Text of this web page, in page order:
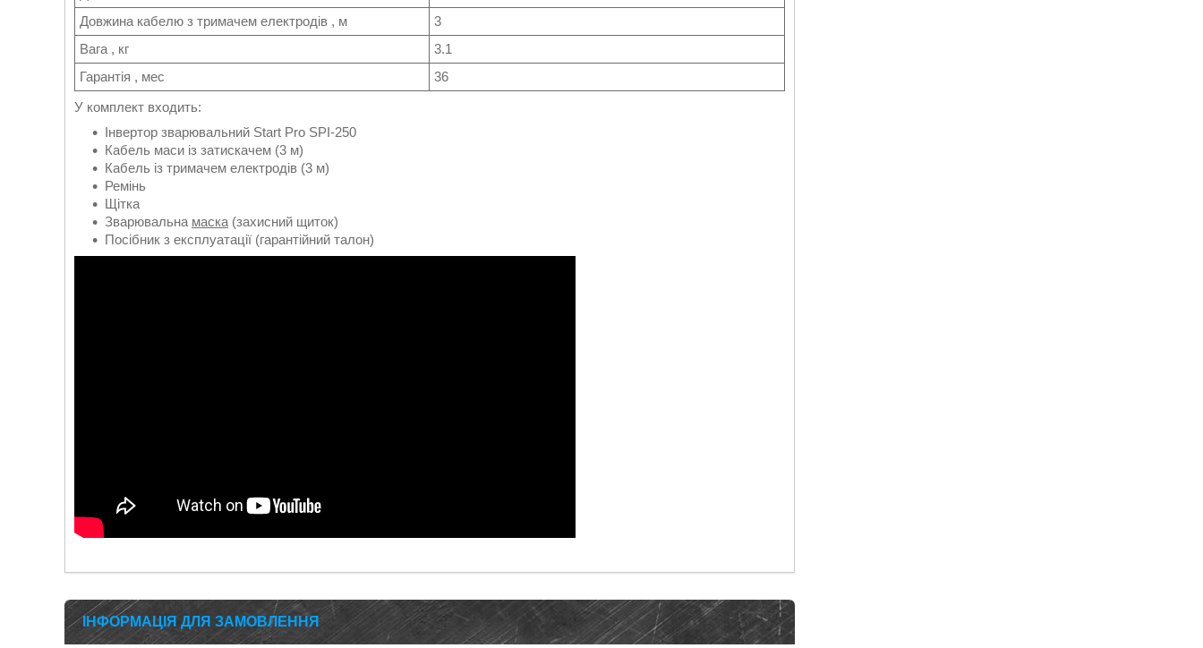
Довжина кабелю з тримачем електродів , м
3
Вага , кг
3.1
Гарантія , мес
36
У комплект входить:
Інвертор зварювальний Start Pro SPI-250
Кабель маси із затискачем (3 м)
Кабель із тримачем електродів (3 м)
Ремінь
Щітка
Зварювальна маска (захисний щиток)
Посібник з експлуатації (гарантійний талон)
ІНФОРМАЦІЯ ДЛЯ ЗАМОВЛЕННЯ